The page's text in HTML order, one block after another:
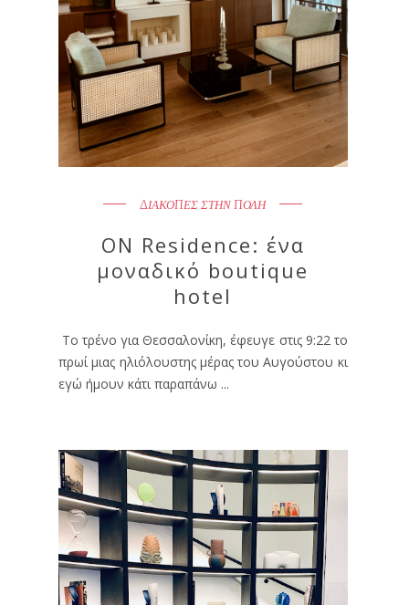
ΔΙΑΚΟΠΕΣ ΣΤΗΝ ΠΟΛΗ
ON Residence: ένα
μοναδικό boutique
hotel
Το τρένο για Θεσσαλονίκη, έφευγε στις 9:22 το
πρωί μιας ηλιόλουστης μέρας του Αυγούστου κι
εγώ ήμουν κάτι παραπάνω ...